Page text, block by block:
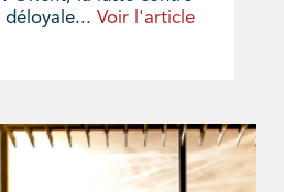
déloyale... Voir l'article